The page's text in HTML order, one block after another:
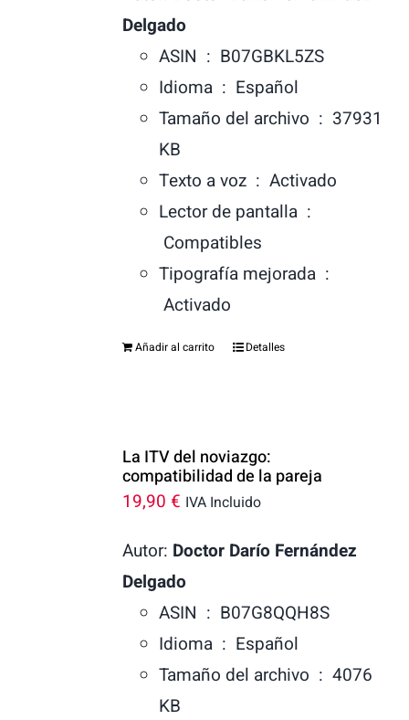
Delgado
ASIN ‏ : ‎ B07GBKL5ZS
Idioma ‏ : ‎ Español
Tamaño del archivo ‏ : ‎ 37931
KB
Texto a voz ‏ : ‎ Activado
Lector de pantalla ‏ :
Compatibles
Tipografía mejorada ‏ :
Activado
Añadir al carrito Detalles
La ITV del noviazgo:
compatibilidad de la pareja
19,90 € IVA Incluido
Autor: Doctor Darío Fernández
Delgado
ASIN ‏ : ‎ B07G8QQH8S
Idioma ‏ : ‎ Español
Tamaño del archivo ‏ : ‎ 4076
KB